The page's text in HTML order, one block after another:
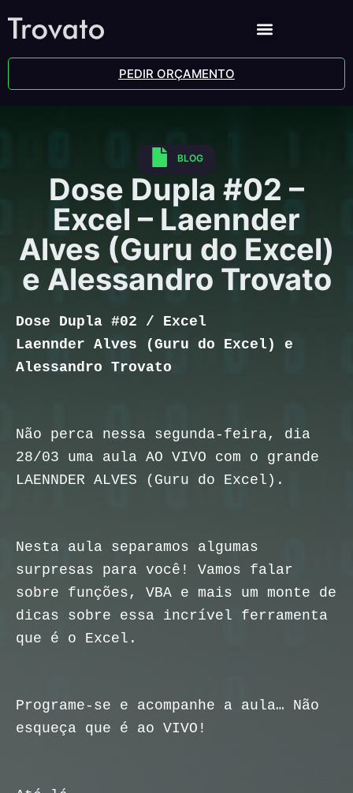
PEDIR ORÇAMENTO
BLOG
Dose Dupla #02 –
Excel – Laennder
Alves (Guru do Excel)
e Alessandro Trovato
Dose Dupla #02 / Excel
Laennder Alves (Guru do Excel) e
Alessandro Trovato
Não perca nessa segunda-feira, dia
28/03 uma aula AO VIVO com o grande
LAENNDER ALVES (Guru do Excel).
Nesta aula separamos algumas
surpresas para você! Vamos falar
sobre funções, VBA e mais um monte de
dicas sobre essa incrível ferramenta
que é o Excel.
Programe-se e acompanhe a aula… Não
esqueça que é ao VIVO!